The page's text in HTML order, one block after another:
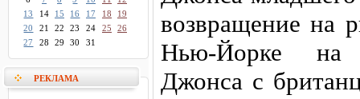
13
14 15 16 17 18
19
20
21 22 23 24 25
26
27
28 29 30 31
РЕКЛАМА
возвращение на
Нью-Йорке на
Джонса с